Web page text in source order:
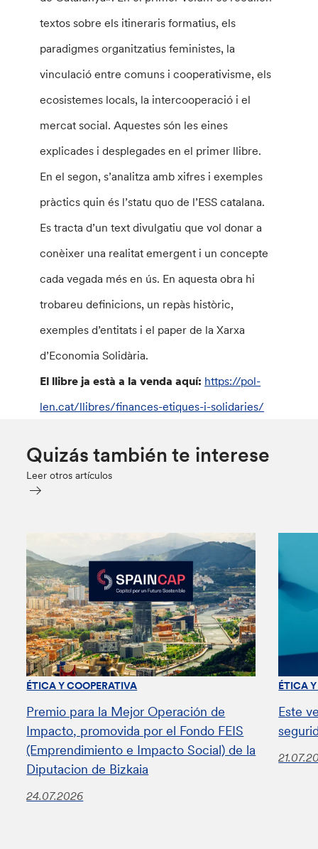
textos sobre els itineraris formatius, els
paradigmes organitzatius feministes, la
vinculació entre comuns i cooperativisme, els
ecosistemes locals, la intercooperació i el
mercat social. Aquestes són les eines
explicades i desplegades en el primer llibre.
En el segon, s’analitza amb xifres i exemples
pràctics quin és l’statu quo de l’ESS catalana.
Es tracta d’un text divulgatiu que vol donar a
conèixer una realitat emergent i un concepte
cada vegada més en ús. En aquesta obra hi
trobareu definicions, un repàs històric,
exemples d’entitats i el paper de la Xarxa
d’Economia Solidària.
El llibre ja està a la venda aquí: https://pol-
len.cat/llibres/finances-etiques-i-solidaries/
Quizás también te interese
Leer otros artículos
ÉTICA Y COOPERATIVA
Premio para la Mejor Operación de
Impacto, promovida por el Fondo FEIS
(Emprendimiento e Impacto Social) de la
Diputacion de Bizkaia
24.07.2026
ÉTICA
Este